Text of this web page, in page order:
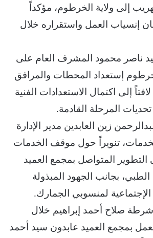
إلى ولاية الخرطوم، مؤكداً
إنسياب العمل واستقراره خلال
ناصر محمود المشرف العام على
إستعداد المحطات والمرافق
لافتاً إلى اكتمال الاستعدادات الفنية
المرحلة القادمة.
زين العابدين مدير الإدارة
تنويراً حول موقف الخدمات
التطوير المتواصل بمجمع العميد
بجانب الجهود المبذولة
لمنسوبي الجمارك.
صلاح أحمد إبراهيم خلال
بمجمع العميد عابدون سيد أحمد